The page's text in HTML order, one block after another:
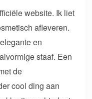
website. Ik liet
afleveren.
en
staaf. Een
de
cool ding aan